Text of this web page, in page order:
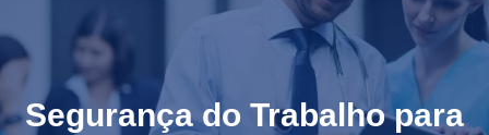
Segurança do Trabalho para